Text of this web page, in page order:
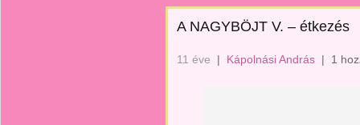
A NAGYBÖJT V. – étkezés
11 éve | Kápolnási András | 1